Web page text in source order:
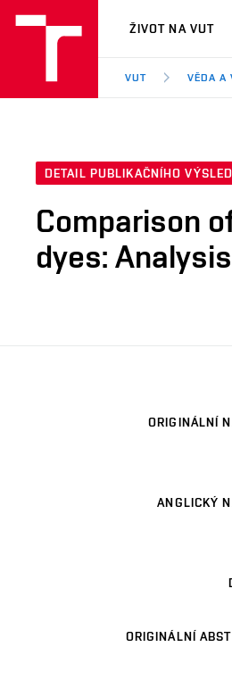
VUT
ŽIVOT NA VUT
VUT VĚDA A
DETAIL PUBLIKAČNÍHO
Comparison
dyes:
ORIGINÁLNÍ
ANGLICKÝ
ORIGINÁLNÍ